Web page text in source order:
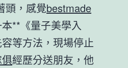
，感覺bestmade
**《量子美學入
等方法，現場停止
經歷分送朋友，他